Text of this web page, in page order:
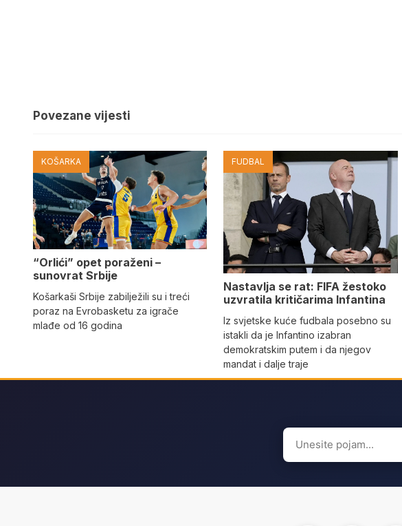
Povezane vijesti
KOŠARKA
“Orlići” opet poraženi –
sunovrat Srbije
Košarkaši Srbije zabilježili su i treći
poraz na Evrobasketu za igrače
mlađe od 16 godina
FUDBAL
Nastavlja se rat: FIFA žestoko
uzvratila kritičarima Infantina
Iz svjetske kuće fudbala posebno su
istakli da je Infantino izabran
demokratskim putem i da njegov
mandat i dalje traje
Search
for: